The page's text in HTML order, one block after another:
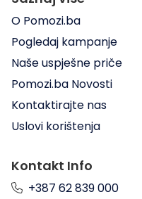
O Pomozi.ba
Pogledaj kampanje
Naše uspješne priče
Pomozi.ba Novosti
Kontaktirajte nas
Uslovi korištenja
Kontakt Info
+387 62 839 000